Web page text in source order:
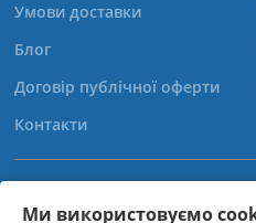
Ми використовуємо
Умови доставки
Блог
Договір публічної оферти
Контакти
+38 (067)